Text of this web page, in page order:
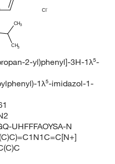
CH3
CH3
Cl
2-yl)phenyl]-3H-1λ⁵-
1λ⁵-imidazol-1-
UHFFFAOYSA-N